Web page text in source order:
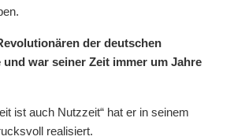
der deutschen
und war seiner Zeit immer um Jahre
ist auch Nutzzeit“ hat er in seinem
realisiert.